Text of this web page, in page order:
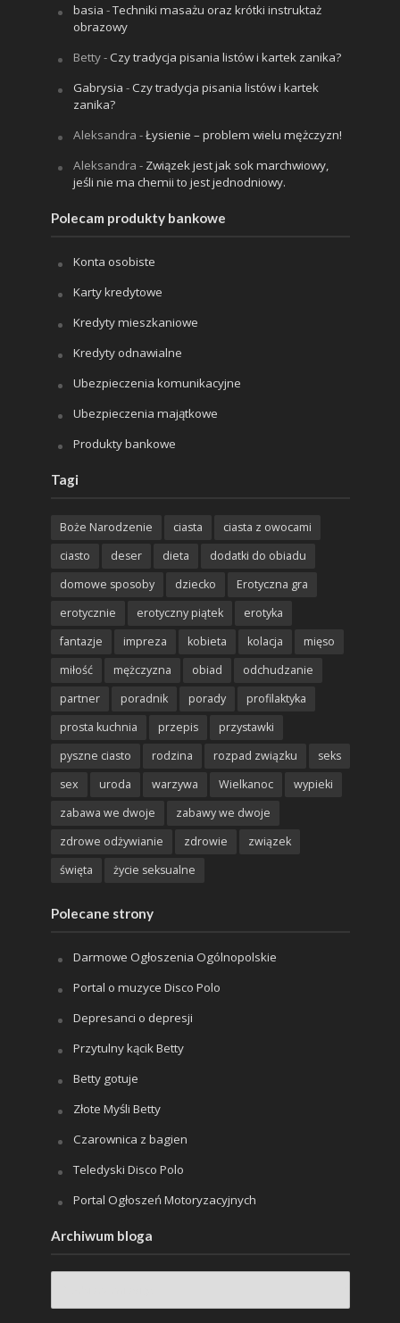
basia -Techniki masażu oraz krótki instruktaż
obrazowy
Betty-Czy tradycja pisania listów i kartek zanika?
Gabrysia -Czy tradycja pisania listów i kartek
zanika?
Aleksandra -Łysienie – problem wielu mężczyzn!
Aleksandra - Związek jest jak sok marchwiowy,
jeśli nie ma chemii to jest jednodniowy.
Polecam produkty bankowe
Konta osobiste
Karty kredytowe
Kredyty mieszkaniowe
Kredyty odnawialne
Ubezpieczenia komunikacyjne
Ubezpieczenia majątkowe
Produkty bankowe
Tagi
Boże Narodzenie ciasta
ciasta z owocami
ciasto
deser dieta
dodatki do obiadu
domowe sposoby
dziecko
Erotyczna gra
erotycznie
erotyczny piątek
erotyka
fantazje
impreza kobieta kolacja
mięso
miłość
mężczyzna obiad
odchudzanie
partner
poradnik porady
profilaktyka
prosta kuchnia
przepis
przystawki
pyszne ciasto
rodzina rozpad związku
seks
sex
uroda warzywa Wielkanoc
wypieki
zabawa we dwoje
zabawy we dwoje
zdrowe odżywianie
zdrowie
związek
święta
życie seksualne
Polecane strony
Darmowe Ogłoszenia Ogólnopolskie
Portal o muzyce Disco Polo
Depresanci o depresji
Przytulny kącik Betty
Betty gotuje
Złote Myśli Betty
Czarownica z bagien
Teledyski Disco Polo
Portal Ogłoszeń Motoryzacyjnych
Archiwum bloga
Archiwum